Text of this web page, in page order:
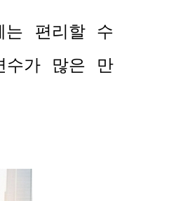
는 편리할 수
수가 많은 만